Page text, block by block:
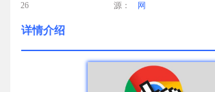
26
源：
网
详情介绍